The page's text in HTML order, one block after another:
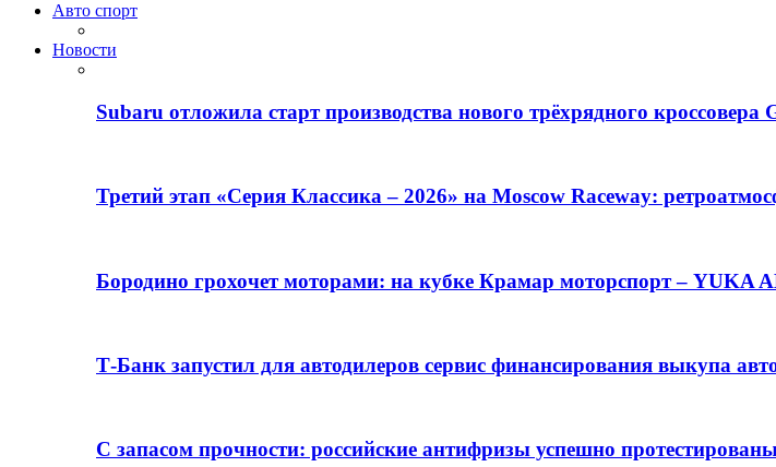
Авто спорт
Новости
Subaru отложила старт производства нового трёхрядного кроссовера
Третий этап «Серия Классика – 2026» на Moscow Raceway:
Бородино грохочет моторами: на кубке Крамар моторспорт – YUKA
Т-Банк запустил для автодилеров сервис финансирования выкупа
С запасом прочности: российские антифризы успешно